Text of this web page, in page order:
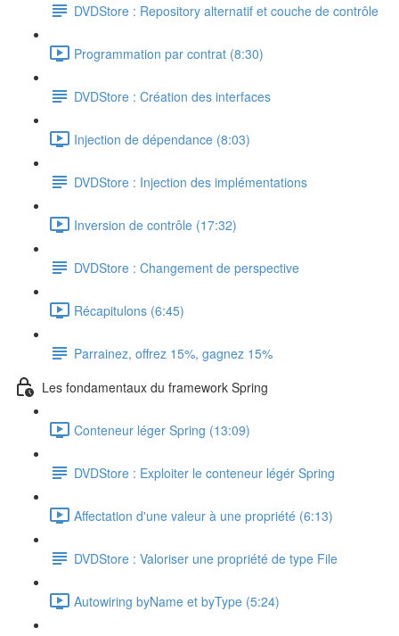
DVDStore : Repository alternatif et couche de contrôle
Programmation par contrat (8:30)
DVDStore : Création des interfaces
Injection de dépendance (8:03)
DVDStore : Injection des implémentations
Inversion de contrôle (17:32)
DVDStore : Changement de perspective
Récapitulons (6:45)
Parrainez, offrez 15%, gagnez 15%
Les fondamentaux du framework Spring
Conteneur léger Spring (13:09)
DVDStore : Exploiter le conteneur légér Spring
Affectation d'une valeur à une propriété (6:13)
DVDStore : Valoriser une propriété de type File
Autowiring byName et byType (5:24)